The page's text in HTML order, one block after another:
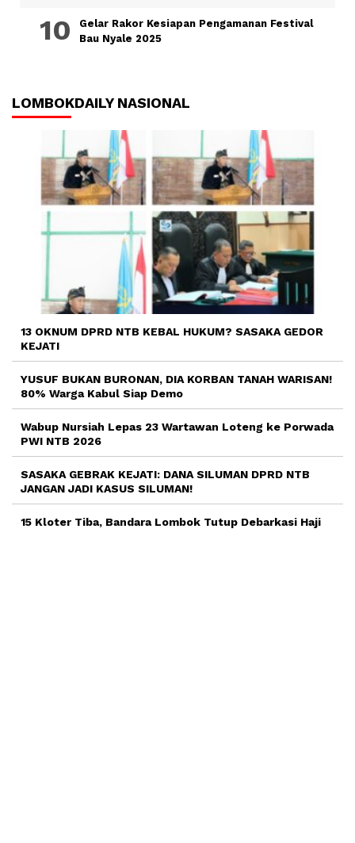
Gelar Rakor Kesiapan Pengamanan Festival
Bau Nyale 2025
LOMBOKDAILY NASIONAL
13 OKNUM DPRD NTB KEBAL HUKUM? SASAKA GEDOR
KEJATI
YUSUF BUKAN BURONAN, DIA KORBAN TANAH WARISAN!
80% Warga Kabul Siap Demo
Wabup Nursiah Lepas 23 Wartawan Loteng ke Porwada
PWI NTB 2026
SASAKA GEBRAK KEJATI: DANA SILUMAN DPRD NTB
JANGAN JADI KASUS SILUMAN!
15 Kloter Tiba, Bandara Lombok Tutup Debarkasi Haji